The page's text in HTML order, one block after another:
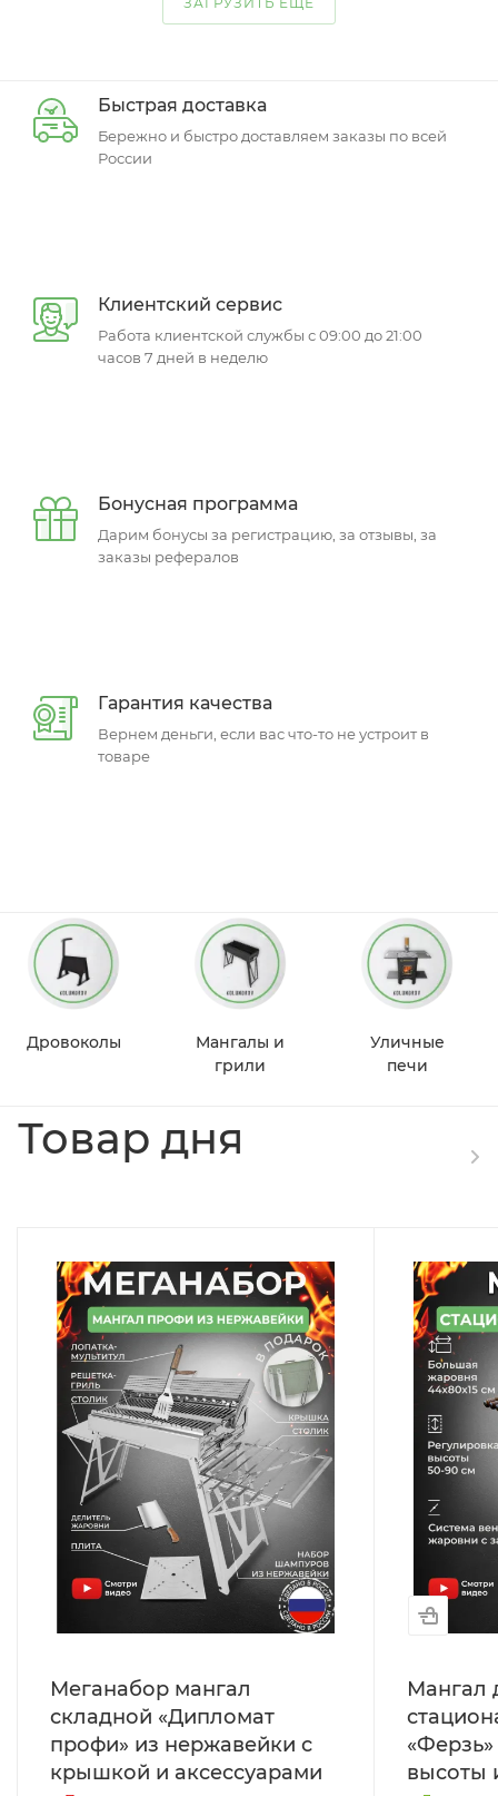
Быстрая доставка
Бережно и быстро доставляем заказы по всей
России
Клиентский сервис
Работа клиентской службы с 09:00 до 21:00
часов 7 дней в неделю
Бонусная программа
Дарим бонусы за регистрацию, за отзывы, за
заказы рефералов
Гарантия качества
Вернем деньги, если вас что-то не устроит в
товаре
Дровоколы
Мангалы и
грили
Уличные
печи
Товар дня
Меганабор мангал
складной «Дипломат
профи» из нержавейки с
крышкой и аксессуарами
Мангал
высоты